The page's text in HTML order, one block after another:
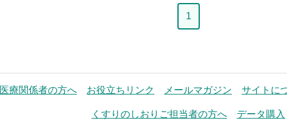
ペ
1
医療関係者の方へ お役立ちリンク メールマガジン サイトに
くすりのしおりご担当者の方へ データ購入